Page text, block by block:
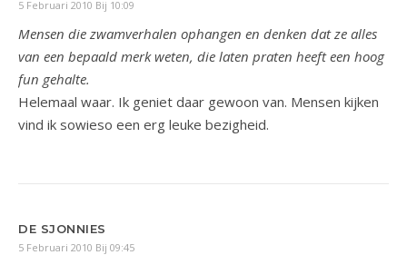
5 Februari 2010 Bij 10:09
Mensen die zwamverhalen ophangen en denken dat ze alles
van een bepaald merk weten, die laten praten heeft een hoog
fun gehalte.
Helemaal waar. Ik geniet daar gewoon van. Mensen kijken
vind ik sowieso een erg leuke bezigheid.
DE SJONNIES
5 Februari 2010 Bij 09:45